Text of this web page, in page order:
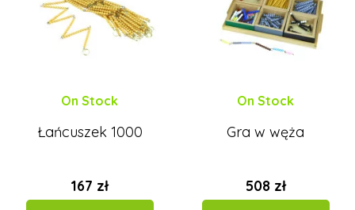
On Stock
Łańcuszek 1000
167 zł
On Stock
Gra w węża
508 zł